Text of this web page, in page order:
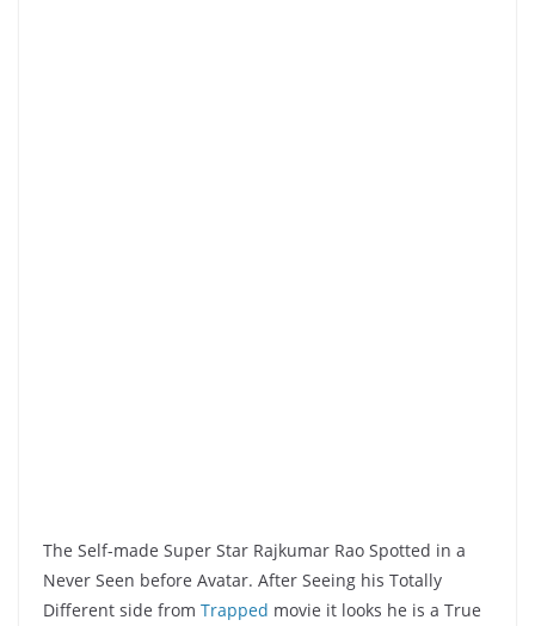
The Self-made Super Star Rajkumar Rao Spotted in a
Never Seen before Avatar. After Seeing his Totally
Different side from Trapped movie it looks he is a True